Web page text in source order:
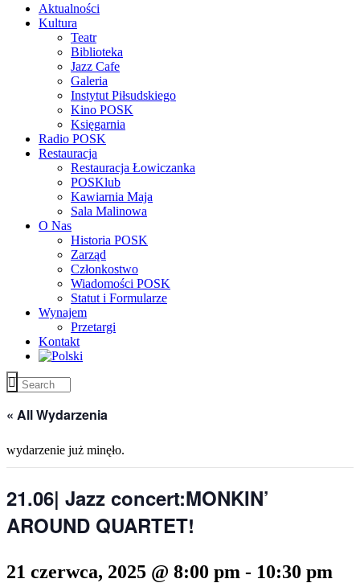
Aktualności
Kultura
Teatr
Biblioteka
Jazz Cafe
Galeria
Instytut Piłsudskiego
Kino POSK
Księgarnia
Radio POSK
Restauracja
Restauracja Łowiczanka
POSKlub
Kawiarnia Maja
Sala Malinowa
O Nas
Historia POSK
Zarząd
Członkostwo
Wiadomości POSK
Statut i Formularze
Wynajem
Przetargi
Kontakt
« All Wydarzenia
wydarzenie już minęło.
21.06| Jazz concert:MONKIN’
AROUND QUARTET!
21 czerwca, 2025 @ 8:00 pm - 10:30 pm